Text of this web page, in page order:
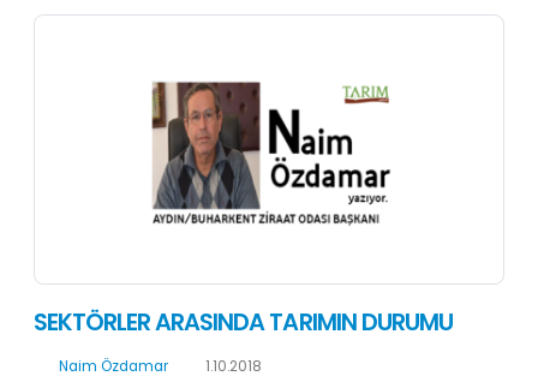
SEKTÖRLER ARASINDA TARIMIN DURUMU
Naim Özdamar 1.10.2018